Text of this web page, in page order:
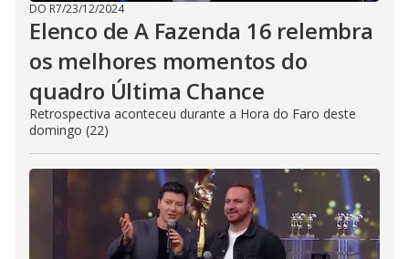
DO R7/23/12/2024
Elenco de A Fazenda 16 relembra
os melhores momentos do
quadro Última Chance
Retrospectiva aconteceu durante a Hora do Faro deste
domingo (22)